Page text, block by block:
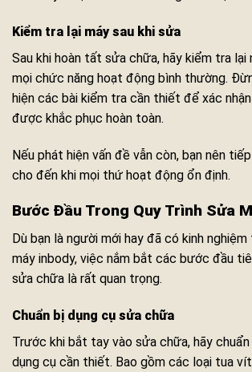
Kiểm tra lại máy sau khi sửa
Sau khi hoàn tất sửa chữa, hãy kiểm tra lại
mọi chức năng hoạt động bình thường.
hiện các bài kiểm tra cần thiết để xác
được khắc phục hoàn toàn.
Nếu phát hiện vấn đề vẫn còn, bạn nên
cho đến khi mọi thứ hoạt động ổn định.
Bước Đầu Trong Quy Trình Sửa
Dù bạn là người mới hay đã có kinh
máy inbody, việc nắm bắt các bước đầu
sửa chữa là rất quan trọng.
Chuẩn bị dụng cụ sửa chữa
Trước khi bắt tay vào sửa chữa, hãy
dụng cụ cần thiết. Bao gồm các loại tua